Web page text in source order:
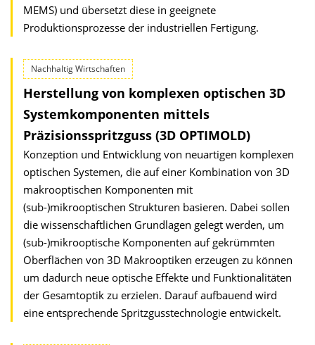
MEMS) und übersetzt diese in geeignete
Produktionsprozesse der industriellen Fertigung.
Nachhaltig Wirtschaften
Herstellung von komplexen optischen 3D
Systemkomponenten mittels
Präzisionsspritzguss (3D OPTIMOLD)
Konzeption und Entwicklung von neuartigen komplexen
optischen Systemen, die auf einer Kombination von 3D
makrooptischen Komponenten mit
(sub-)mikrooptischen Strukturen basieren. Dabei sollen
die wissenschaftlichen Grundlagen gelegt werden, um
(sub-)mikrooptische Komponenten auf gekrümmten
Oberflächen von 3D Makrooptiken erzeugen zu können
um dadurch neue optische Effekte und Funktionalitäten
der Gesamtoptik zu erzielen. Darauf aufbauend wird
eine entsprechende Spritzgusstechnologie entwickelt.